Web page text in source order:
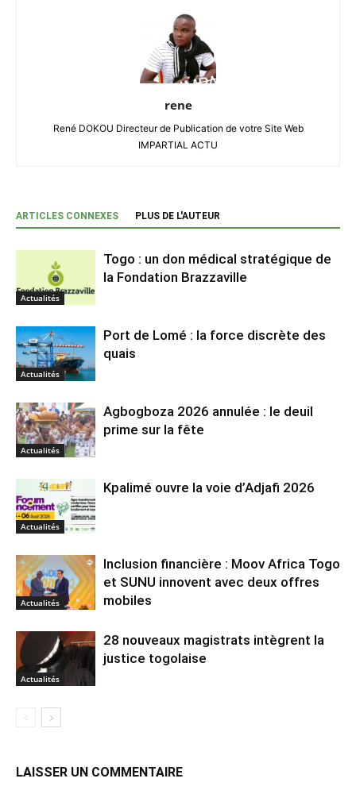
rene
René DOKOU Directeur de Publication de votre Site Web
IMPARTIAL ACTU
ARTICLES CONNEXES PLUS DE L'AUTEUR
Actualités
Togo : un don médical stratégique de
la Fondation Brazzaville
Actualités
Port de Lomé : la force discrète des
quais
Actualités
Agbogboza 2026 annulée : le deuil
prime sur la fête
Actualités
Kpalimé ouvre la voie d’Adjafi 2026
Actualités
Inclusion financière : Moov Africa Togo
et SUNU innovent avec deux offres
mobiles
Actualités
28 nouveaux magistrats intègrent la
justice togolaise
LAISSER UN COMMENTAIRE